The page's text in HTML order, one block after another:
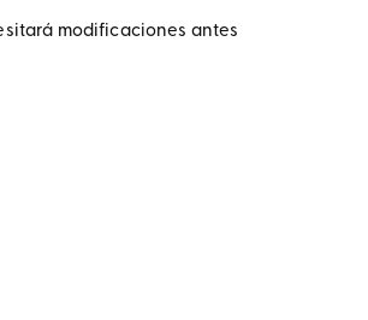
modificaciones antes